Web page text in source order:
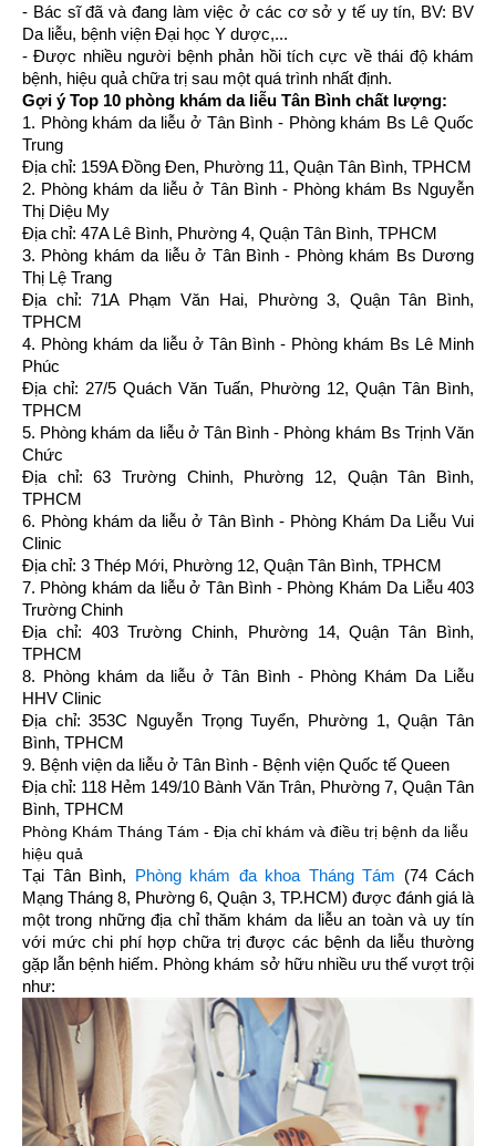
- Bác sĩ đã và đang làm việc ở các cơ sở y tế uy tín, BV: BV
Da liễu, bệnh viện Đại học Y dược,...
- Được nhiều người bệnh phản hồi tích cực về thái độ khám
bệnh, hiệu quả chữa trị sau một quá trình nhất định.
Gợi ý Top 10 phòng khám da liễu Tân Bình chất lượng:
1. Phòng khám da liễu ở Tân Bình - Phòng khám Bs Lê Quốc
Trung
Địa chỉ: 159A Đồng Đen, Phường 11, Quận Tân Bình, TPHCM
2. Phòng khám da liễu ở Tân Bình - Phòng khám Bs Nguyễn
Thị Diệu My
Địa chỉ: 47A Lê Bình, Phường 4, Quận Tân Bình, TPHCM
3. Phòng khám da liễu ở Tân Bình - Phòng khám Bs Dương
Thị Lệ Trang
Địa chỉ: 71A Phạm Văn Hai, Phường 3, Quận Tân Bình,
TPHCM
4. Phòng khám da liễu ở Tân Bình - Phòng khám Bs Lê Minh
Phúc
Địa chỉ: 27/5 Quách Văn Tuấn, Phường 12, Quận Tân Bình,
TPHCM
5. Phòng khám da liễu ở Tân Bình - Phòng khám Bs Trịnh Văn
Chức
Địa chỉ: 63 Trường Chinh, Phường 12, Quận Tân Bình,
TPHCM
6. Phòng khám da liễu ở Tân Bình - Phòng Khám Da Liễu Vui
Clinic
Địa chỉ: 3 Thép Mới, Phường 12, Quận Tân Bình, TPHCM
7. Phòng khám da liễu ở Tân Bình - Phòng Khám Da Liễu 403
Trường Chinh
Địa chỉ: 403 Trường Chinh, Phường 14, Quận Tân Bình,
TPHCM
8. Phòng khám da liễu ở Tân Bình - Phòng Khám Da Liễu
HHV Clinic
Địa chỉ: 353C Nguyễn Trọng Tuyển, Phường 1, Quận Tân
Bình, TPHCM
9. Bệnh viện da liễu ở Tân Bình - Bệnh viện Quốc tế Queen
Địa chỉ: 118 Hẻm 149/10 Bành Văn Trân, Phường 7, Quận Tân
Bình, TPHCM
Phòng Khám Tháng Tám - Địa chỉ khám và điều trị bệnh da liễu
hiệu quả
Tại Tân Bình, Phòng khám đa khoa Tháng Tám (74 Cách
Mạng Tháng 8, Phường 6, Quận 3, TP.HCM) được đánh giá là
một trong những địa chỉ thăm khám da liễu an toàn và uy tín
với mức chi phí hợp chữa trị được các bệnh da liễu thường
gặp lẫn bệnh hiếm. Phòng khám sở hữu nhiều ưu thế vượt trội
như: